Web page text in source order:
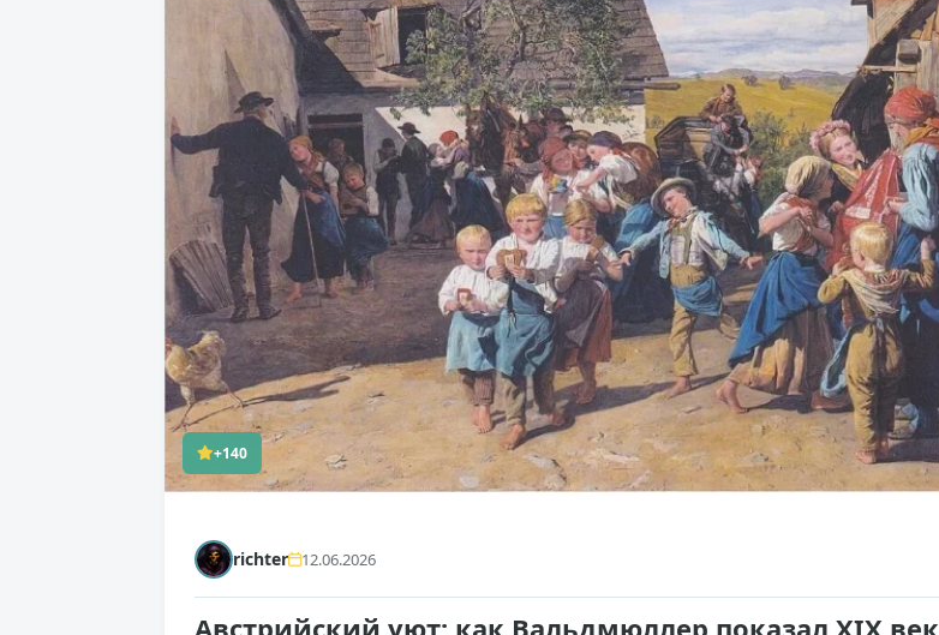
+140
richter 12.06.2026